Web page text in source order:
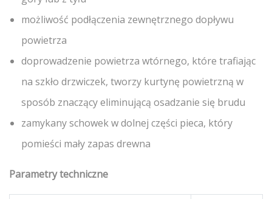
możliwość podłączenia zewnętrznego dopływu
powietrza
doprowadzenie powietrza wtórnego, które trafiając
na szkło drzwiczek, tworzy kurtynę powietrzną w
sposób znaczący eliminującą osadzanie się brudu
zamykany schowek w dolnej części pieca, który
pomieści mały zapas drewna
Parametry techniczne